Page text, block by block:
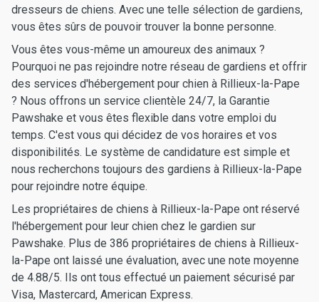
dresseurs de chiens. Avec une telle sélection de gardiens,
vous êtes sûrs de pouvoir trouver la bonne personne.
Vous êtes vous-même un amoureux des animaux ?
Pourquoi ne pas rejoindre notre réseau de gardiens et offrir
des services d'hébergement pour chien à Rillieux-la-Pape
? Nous offrons un service clientèle 24/7, la Garantie
Pawshake et vous êtes flexible dans votre emploi du
temps. C'est vous qui décidez de vos horaires et vos
disponibilités. Le système de candidature est simple et
nous recherchons toujours des gardiens à Rillieux-la-Pape
pour rejoindre notre équipe.
Les propriétaires de chiens à Rillieux-la-Pape ont réservé
l'hébergement pour leur chien chez le gardien sur
Pawshake. Plus de 386 propriétaires de chiens à Rillieux-
la-Pape ont laissé une évaluation, avec une note moyenne
de 4.88/5. Ils ont tous effectué un paiement sécurisé par
Visa, Mastercard, American Express.